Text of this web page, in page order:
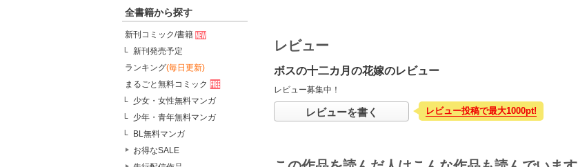
全書籍から探す
新刊コミック/書籍
新刊発売予定
ランキング(毎日更新)
まるごと無料コミック
少女・女性無料マンガ
少年・青年無料マンガ
BL無料マンガ
お得なSALE
レビュー
ボスの十二カ月の花嫁のレビュー
レビュー募集中！
レビューを書く レビュー投稿で最大1000pt!